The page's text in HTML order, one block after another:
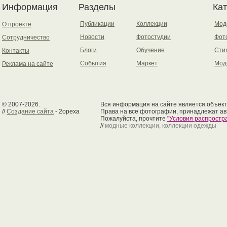
Информация
О проекте
Сотрудничество
Контакты
Реклама на сайте
Разделы
Публикации
Новости
Блоги
События
Коллекции
Фотостудии
Обучение
Маркет
© 2007-2026.
//Создание сайта - 2opexa
Вся информация на сайте является
Права на все фотографии, принадлежат
Пожалуйста, прочтите "Условия
// модные коллекции, коллекции одежды